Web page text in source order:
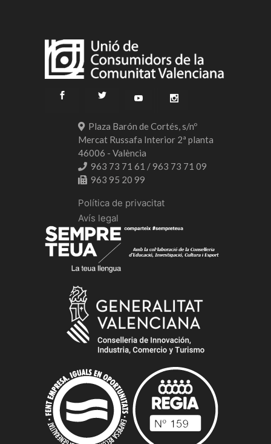
Plaza Barón de Cortés, s/nº
Mercat Russafa Interior 2ª planta
46006 - València
963 73 71 61 / 963 73 71 09
963 95 20 99
Política de privacitat
Avís legal